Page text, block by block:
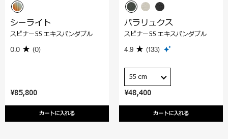
¥85,800
カートに入れる
シーライト
スピナー55 エキスパンダブル
0.0 (0)
¥48,400
カートに入れる
パラリュクス
スピナー55 エキスパンダブル
4.9 (133)
55 cm